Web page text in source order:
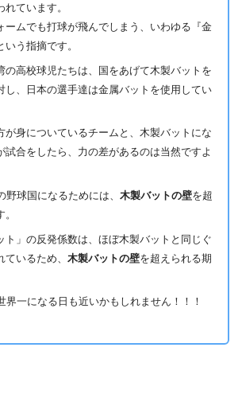
ています。
ームでも打球が飛んでしまう、いわゆる『金
う指摘です。
の高校球児たちは、国をあげて木製バットを
し、日本の選手達は金属バットを使用してい
が身についているチームと、木製バットにな
試合をしたら、力の差があるのは当然ですよ
球国になるためには、 木製バットの壁を超
ト」の反発係数は、ほぼ木製バットと同じぐ
いるため、 木製バットの壁を超えられる期
界一になる日も近いかもしれません！！！